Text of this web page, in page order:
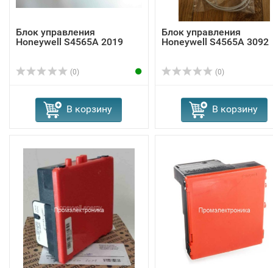
Блок управления
Honeywell S4565A 2019
(0)
В корзину
Блок управления
Honeywell S4565A 3092
(0)
В корзину